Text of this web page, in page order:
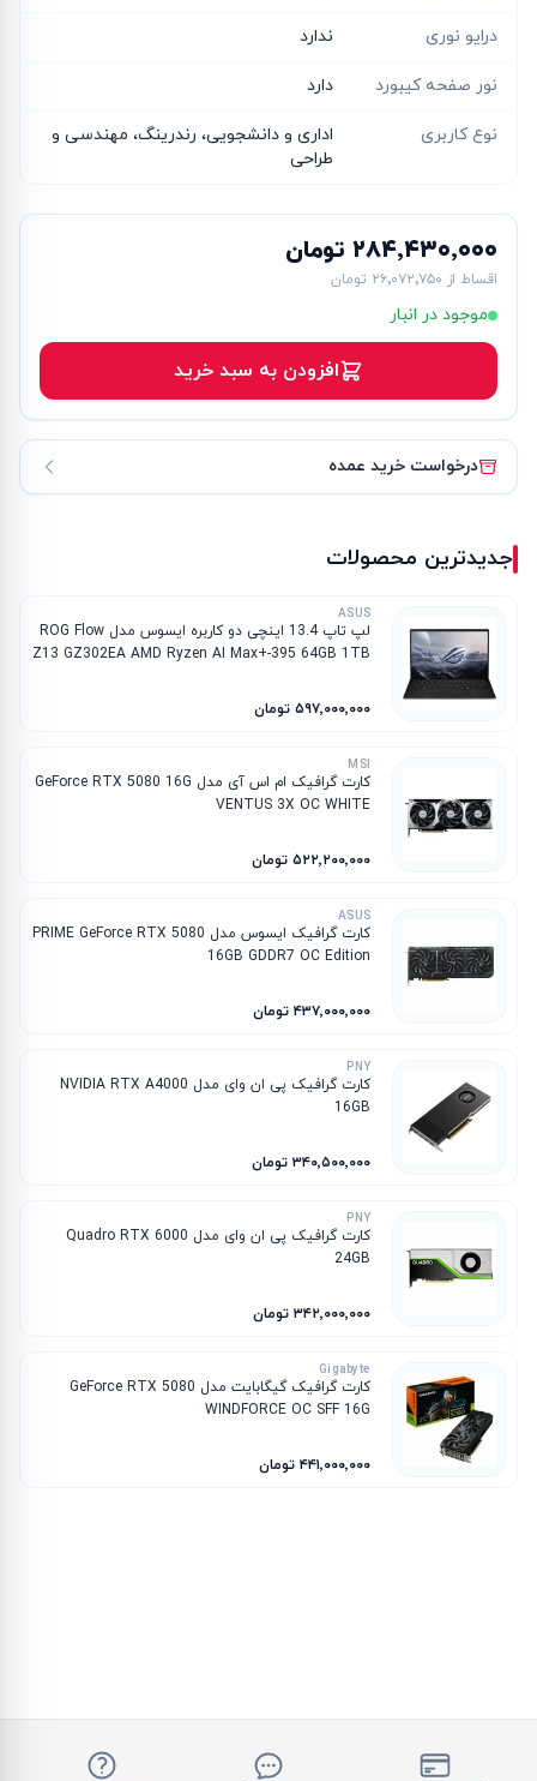
درایو نوری ندارد
نور صفحه کیبورد دارد
نوع کاربری
اداری و دانشجویی، رندرینگ، مهندسی و
طراحی
۲۸۴٬۴۳۰٬۰۰۰ تومان
اقساط از ۲۶٬۰۷۲٬۷۵۰ تومان
موجود در انبار
افزودن به سبد خرید
درخواست خرید عمده
جدیدترین محصولات
ASUS
لپ تاپ 13.4 اینچی دو کاربره ایسوس مدل ROG Flow
Z13 GZ302EA AMD Ryzen AI Max+-395 64GB 1TB
۵۹۷٬۰۰۰٬۰۰۰ تومان
MSI
کارت گرافیک ام‌ اس‌ آی مدل GeForce RTX 5080 16G
VENTUS 3X OC WHITE
۵۲۲٬۲۰۰٬۰۰۰ تومان
ASUS
کارت گرافیک ایسوس مدل PRIME GeForce RTX 5080
16GB GDDR7 OC Edition
۴۳۷٬۰۰۰٬۰۰۰ تومان
PNY
کارت گرافیک پی ان وای مدل NVIDIA RTX A4000
16GB
۳۴۰٬۵۰۰٬۰۰۰ تومان
PNY
کارت گرافیک پی ان وای مدل Quadro RTX 6000
24GB
۳۴۲٬۰۰۰٬۰۰۰ تومان
Gigabyte
کارت گرافیک گیگابایت مدل GeForce RTX 5080
WINDFORCE OC SFF 16G
۴۴۱٬۰۰۰٬۰۰۰ تومان